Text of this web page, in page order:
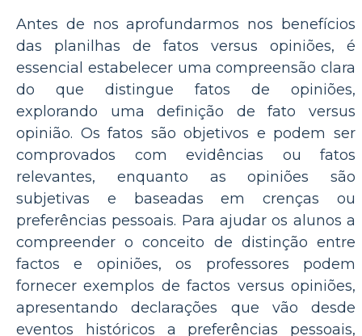
Antes de nos aprofundarmos nos benefícios
das planilhas de fatos versus opiniões, é
essencial estabelecer uma compreensão clara
do que distingue fatos de opiniões,
explorando uma definição de fato versus
opinião. Os fatos são objetivos e podem ser
comprovados com evidências ou fatos
relevantes, enquanto as opiniões são
subjetivas e baseadas em crenças ou
preferências pessoais. Para ajudar os alunos a
compreender o conceito de distinção entre
factos e opiniões, os professores podem
fornecer exemplos de factos versus opiniões,
apresentando declarações que vão desde
eventos históricos a preferências pessoais,